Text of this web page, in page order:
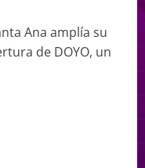
Ana amplía su
de DOYO, un